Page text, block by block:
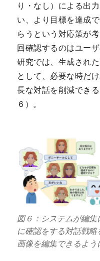
り・なし）による出
い、より目標を達成
らうという対応策が
回確認するのはユー
研究では、生成され
として、必要な時だ
長な対話を削減でき
６）。
図６：システムが編
に確認をする対話戦
画像を編集できるよう